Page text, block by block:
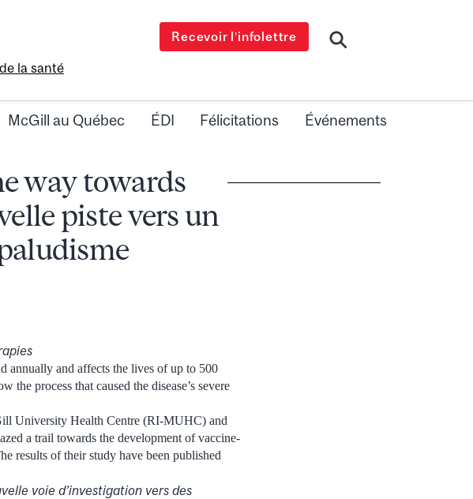
la santé
Recevoir l’infolettre
McGill au Québec ÉDI Félicitations Événements
way towards
piste vers un
annually and affects the lives of up to 500
process that caused the disease’s severe
University Health Centre (RI-MUHC) and
a trail towards the development of vaccine-
results of their study have been published
voie d’investigation vers des